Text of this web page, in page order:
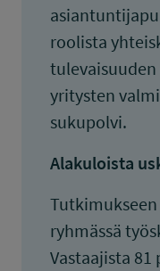
roolista
tulevaisuuden
yritysten
sukupolvi.
Alakuloista
Tutkimukseen
ryhmässä
Vastaajista